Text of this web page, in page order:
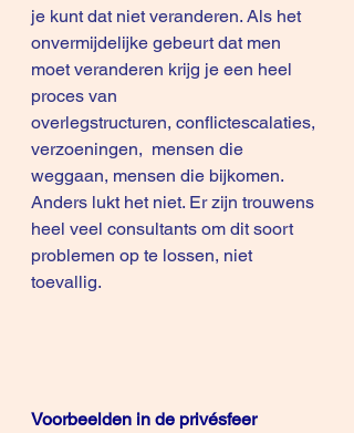
je kunt dat niet veranderen. Als het
onvermijdelijke gebeurt dat men
moet veranderen krijg je een heel
proces van
overlegstructuren, conflictescalaties,
verzoeningen,  mensen die
weggaan, mensen die bijkomen.
Anders lukt het niet. Er zijn trouwens
heel veel consultants om dit soort
problemen op te lossen, niet
toevallig.
Voorbeelden in de privésfeer